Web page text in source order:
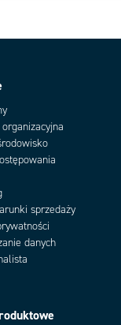
Hz fala sinusoidalna,
2-6
półsinusoidy; DIN
803-A
cart row
sprzedaży
danych